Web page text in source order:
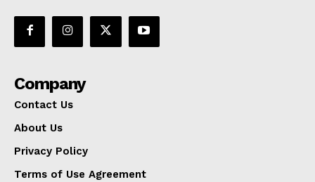
Company
Contact Us
About Us
Privacy Policy
Terms of Use Agreement